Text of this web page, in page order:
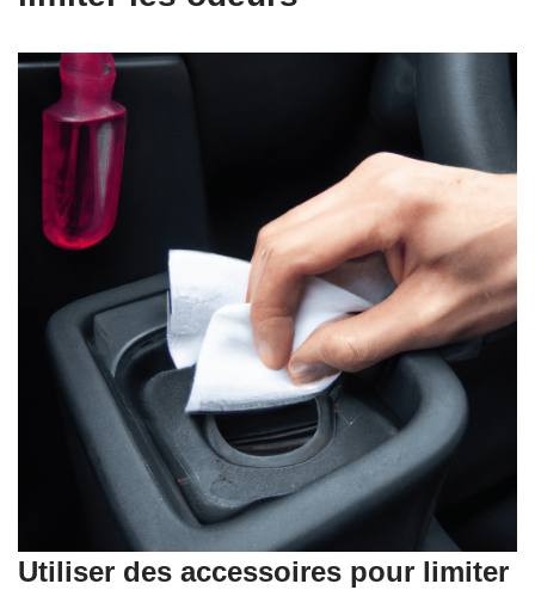
Utiliser des accessoires pour limiter